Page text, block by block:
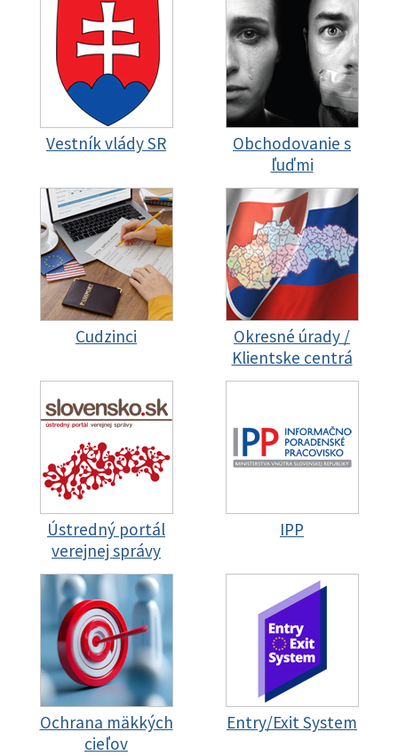
Vestník vlády SR
Obchodovanie s
ľuďmi
Cudzinci
Okresné úrady /
Klientske centrá
Ústredný portál
verejnej správy
IPP
Ochrana mäkkých
cieľov
Entry/Exit System